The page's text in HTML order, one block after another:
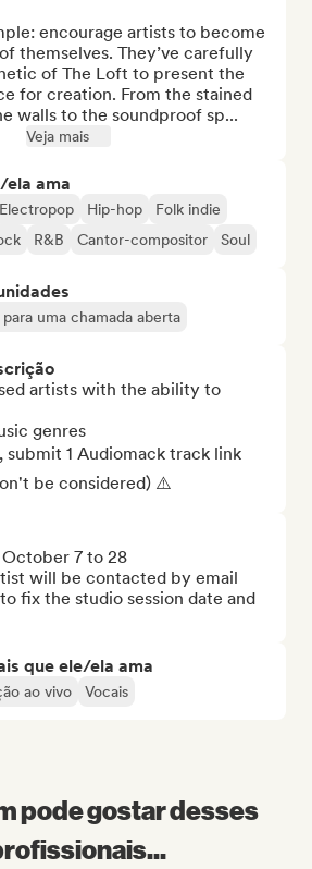
encourage artists to become
themselves. They’ve carefully
of The Loft to present the
for creation. From the stained
walls to the soundproof sp...
Veja mais
ela ama
Electropop Hip-hop
Folk indie
R&B Cantor-compositor Soul
uma chamada aberta
artists with the ability to
genres
1 Audiomack track link
be considered) ⚠️
7 to 28
will be contacted by email
fix the studio session date and
que ele/ela ama
ao vivo Vocais
pode gostar desses